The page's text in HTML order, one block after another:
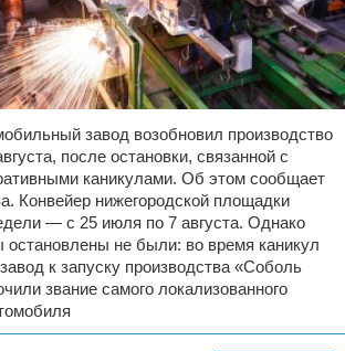
завод возобновил производство
после остановки, связанной с
каникулами. Об этом сообщает
Конвейер нижегородской площадки
— с 25 июля по 7 августа. Однако
остановлены не были: во время каникул
к запуску производства «Соболь
звание самого локализованного